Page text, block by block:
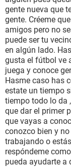
gente nueva que
gente. Créeme
amigos pero no
puede ser tu
en algún lado.
gusta el fútbol ve
juega y conoce
Hasme caso has
estate un tiempo
tiempo todo lo da
que dar el primer
que vayas a
conozco bien y
trabajando o
respóndeme
pueda ayudarte a